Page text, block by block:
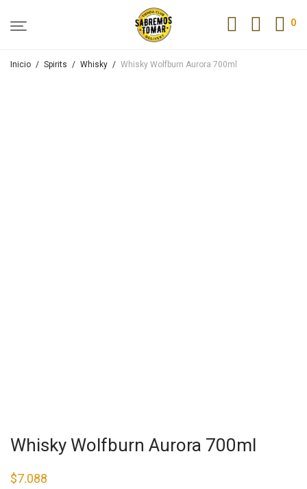
0
Inicio / Spirits / Whisky / Whisky Wolfburn Aurora 700ml
Whisky Wolfburn Aurora 700ml
$7.088